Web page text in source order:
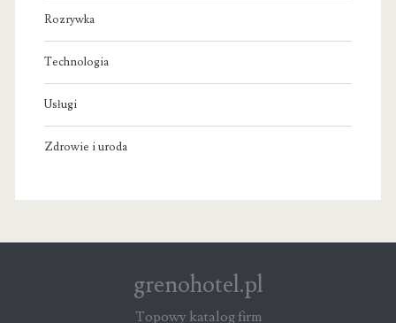
Rozrywka
Technologia
Usługi
Zdrowie i uroda
grenohotel.pl
Topowy katalog firm